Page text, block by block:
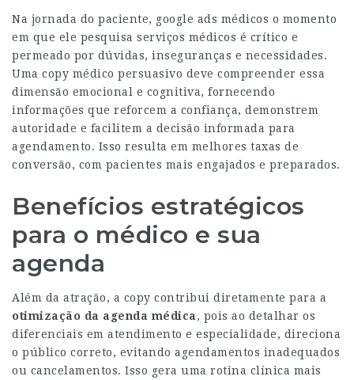
Na jornada do paciente, google ads médicos o momento
em que ele pesquisa serviços médicos é crítico e
permeado por dúvidas, inseguranças e necessidades.
Uma copy médico persuasivo deve compreender essa
dimensão emocional e cognitiva, fornecendo
informações que reforcem a confiança, demonstrem
autoridade e facilitem a decisão informada para
agendamento. Isso resulta em melhores taxas de
conversão, com pacientes mais engajados e preparados.
Benefícios estratégicos
para o médico e sua
agenda
Além da atração, a copy contribui diretamente para a
otimização da agenda médica, pois ao detalhar os
diferenciais em atendimento e especialidade, direciona
o público correto, evitando agendamentos inadequados
ou cancelamentos. Isso gera uma rotina clínica mais